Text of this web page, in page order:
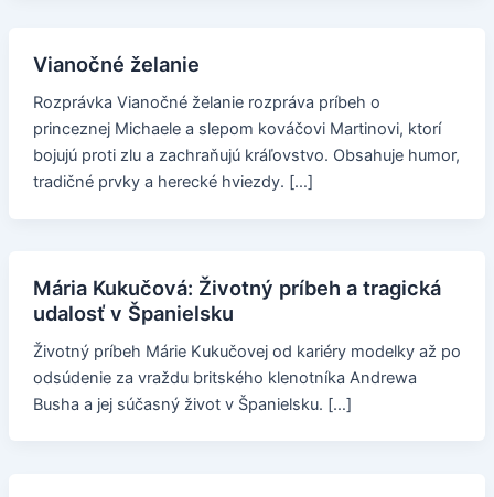
Vianočné želanie
Rozprávka Vianočné želanie rozpráva príbeh o
princeznej Michaele a slepom kováčovi Martinovi, ktorí
bojujú proti zlu a zachraňujú kráľovstvo. Obsahuje humor,
tradičné prvky a herecké hviezdy. […]
Mária Kukučová: Životný príbeh a tragická
udalosť v Španielsku
Životný príbeh Márie Kukučovej od kariéry modelky až po
odsúdenie za vraždu britského klenotníka Andrewa
Busha a jej súčasný život v Španielsku. […]